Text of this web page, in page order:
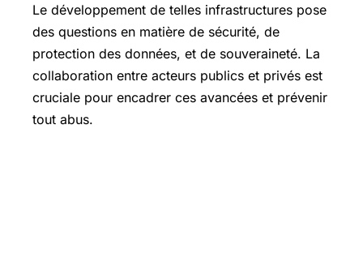
Le développement de telles infrastructures pose
des questions en matière de sécurité, de
protection des données, et de souveraineté. La
collaboration entre acteurs publics et privés est
cruciale pour encadrer ces avancées et prévenir
tout abus.